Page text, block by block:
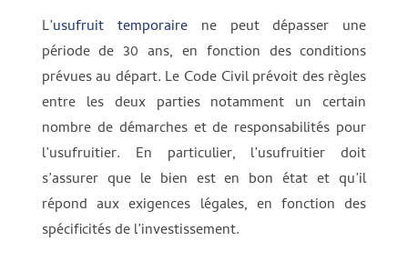
L’usufruit temporairene peut dépasser une
période de 30 ans, en fonction des conditions
prévues au départ. Le Code Civil prévoit des règles
entre les deux parties notamment un certain
nombre de démarches et de responsabilités pour
l’usufruitier. En particulier, l’usufruitier doit
s’assurer que le bien est en bon état et qu’il
répond aux exigences légales, en fonction des
spécificités de l’investissement.